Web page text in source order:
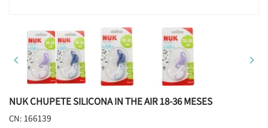
 
NUK CHUPETE SILICONA IN THE AIR 18-36 MESES
CN: 166139